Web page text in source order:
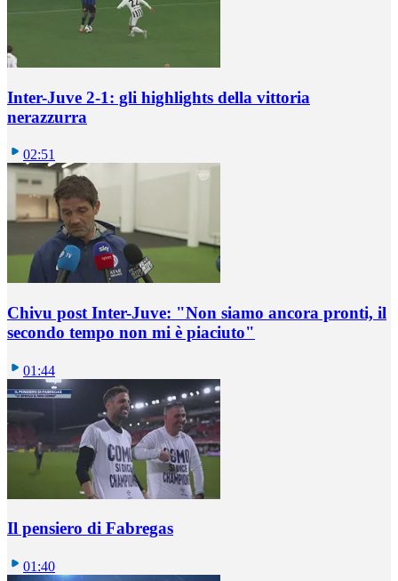
Inter-Juve 2-1: gli highlights della vittoria
nerazzurra
02:51
Chivu post Inter-Juve: "Non siamo ancora pronti, il
secondo tempo non mi è piaciuto"
01:44
Il pensiero di Fabregas
01:40